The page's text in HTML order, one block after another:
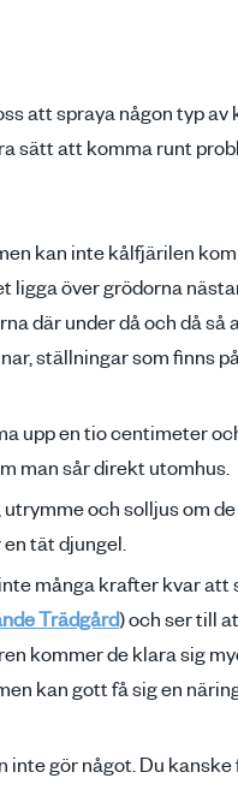
att spraya någon typ av
sätt att komma runt
kan inte kålfjärilen
ligga över grödorna
där under då och då så
ställningar som finns
upp en tio centimeter
man sår direkt utomhus.
och solljus om
tät djungel.
många krafter kvar att
Trädgård) och ser till
kommer de klara sig
kan gott få sig en
inte gör något. Du